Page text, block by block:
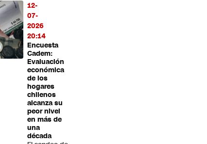
12-
07-
2026
20:14
Encuesta
Cadem:
Evaluación
económica
de los
hogares
chilenos
alcanza su
peor nivel
en más de
una
década